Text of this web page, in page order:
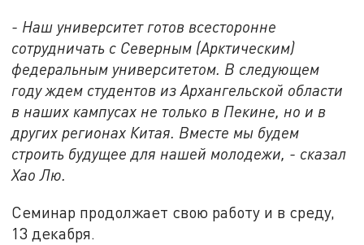
- Наш университет готов всесторонне
сотрудничать с Северным (Арктическим)
федеральным университетом. В следующем
году ждем студентов из Архангельской области
в наших кампусах не только в Пекине, но и в
других регионах Китая. Вместе мы будем
строить будущее для нашей молодежи, - сказал
Хао Лю.
Семинар продолжает свою работу и в среду,
13 декабря.